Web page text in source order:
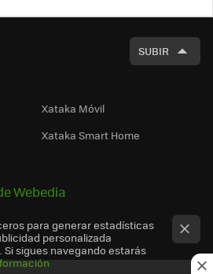
SUBIR
Xataka Móvil
Xataka Smart Home
Webedia
para generar estadísticas
personalizada
sigues navegando estarás